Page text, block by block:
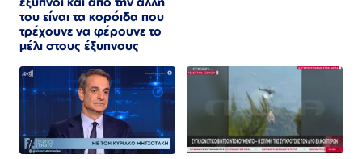
του είναι τα κορόιδα που
τρέχουνε να φέρουνε το
μέλι στους έξυπνους